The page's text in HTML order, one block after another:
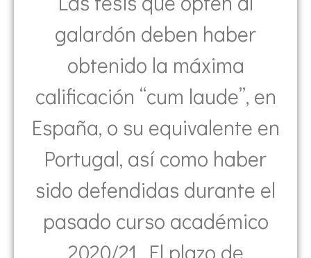
galardón deben haber
obtenido la máxima
calificación “cum laude”, en
España, o su equivalente en
Portugal, así como haber
sido defendidas durante el
pasado curso académico
2020/21. El plazo de